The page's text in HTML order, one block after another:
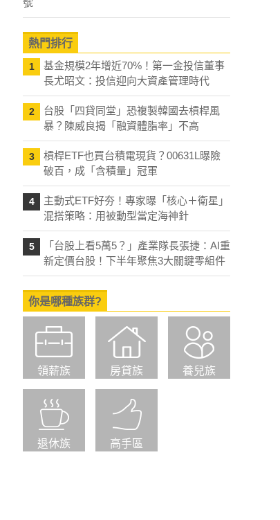
號
熱門排行
1
基金規模2年增近70%！第一金投信董事
長尤昭文：投信迎向大資產管理時代
2
台股「四貸同堂」恐複製韓國去槓桿風
暴？陳威良揭「融資體脂率」不高
3
槓桿ETF也買台積電現貨？00631L曝險
破百，成「含積量」冠軍
4
主動式ETF好夯！專家曝「核心＋衛星」
混搭策略：用被動型當定海神針
5
「台股上看5萬5？」產業隊長張捷：AI重
新定價台股！下半年聚焦3大關鍵零組件
你是哪種族群?
領薪族 房貸族 養兒族
退休族 高手區